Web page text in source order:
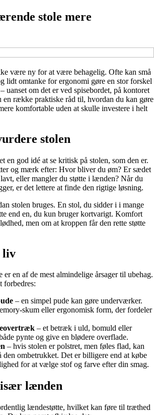
stole mere
være ny for at være behagelig. Ofte kan små
lidt omtanke for ergonomi gøre en stor forskel
uanset om det er ved spisebordet, på kontoret
en række praktiske råd til, hvordan du kan gøre
komfortable uden at skulle investere i helt
stolen
en god idé at se kritisk på stolen, som den er.
og mærk efter: Hvor bliver du øm? Er sædet
eller mangler du støtte i lænden? Når du
er det lettere at finde den rigtige løsning.
stolen bruges. En stol, du sidder i i mange
end en, du kun bruger kortvarigt. Komfort
men om at kroppen får den rette støtte
liv
en af de mest almindelige årsager til ubehag.
forbedres:
– en simpel pude kan gøre underværker.
skum eller ergonomisk form, der fordeler
– et betræk i uld, bomuld eller
pynte og give en blødere overflade.
– hvis stolen er polstret, men føles flad, kan
den ombetrukket. Det er billigere end at købe
for at vælge stof og farve efter din smag.
især lænden
lændestøtte, hvilket kan føre til træthed